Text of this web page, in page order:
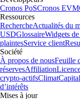
Cronos PoSCronos EVM
Ressources
RechercheActualités du
USDGlossaireWidgets
plaintesService client
Société
À propos de nousFeuille
réservesAffiliation
crypto-actifsClimatCapital
d’intérêts
Mises à jour